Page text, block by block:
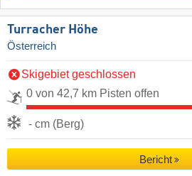
Turracher Höhe
Österreich
Skigebiet geschlossen
0 von 42,7 km Pisten offen
- cm (Berg)
Bericht